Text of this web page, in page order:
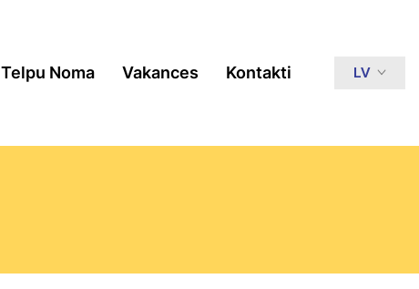
Telpu Noma Vakances Kontakti LV